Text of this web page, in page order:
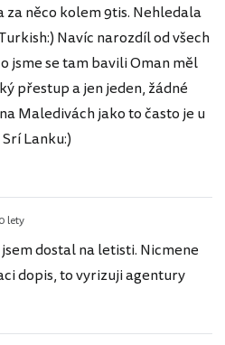
za něco kolem 9tis. Nehledala
Navíc narozdíl od všech
jsme se tam bavili Oman měl
přestup a jen jeden, žádné
Maledivách jako to často je u
Lanku:)
lety
dostal na letisti. Nicmene
dopis, to vyrizuji agentury